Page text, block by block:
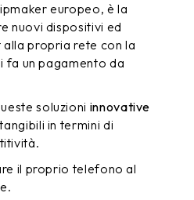
europeo, è la
nuovi dispositivi ed
propria rete con la
fa un pagamento da
soluzioni innovative
in termini di
il proprio telefono al